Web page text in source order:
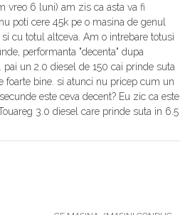
vreo 6 luni) am zis ca asta va fi
poti cere 45k pe o masina de genul
cu totul altceva. Am o intrebare totusi
performanta "decenta" dupa
un 2.0 diesel de 150 cai prinde suta
foarte bine. si atunci nu pricep cum un
este ceva decent? Eu zic ca este
3.0 diesel care prinde suta in 6.5